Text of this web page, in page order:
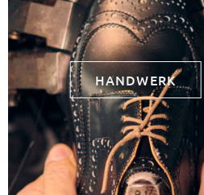
HANDWERK